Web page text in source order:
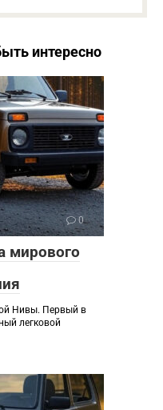
интересно
0
мирового
Нивы. Первый в
легковой